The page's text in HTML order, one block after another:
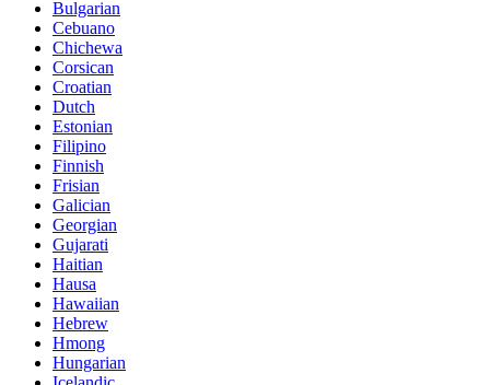
Bulgarian
Cebuano
Chichewa
Corsican
Croatian
Dutch
Estonian
Filipino
Finnish
Frisian
Galician
Georgian
Gujarati
Haitian
Hausa
Hawaiian
Hebrew
Hmong
Hungarian